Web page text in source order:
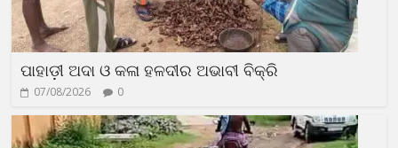
ପାହାଡ଼ୀ ଅଦା ଓ କଳା ହଳଦୀର ଅଭାବୀ ବିକ୍ରି
07/08/2026 0